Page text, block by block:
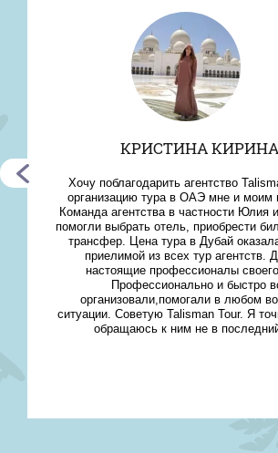
КРИСТИНА КИРИНА
Хочу поблагодарить агентство
организацию тура в ОАЭ мне и моим
Команда агентства в частности Юлия
помогли выбрать отель, приобрести
трансфер. Цена тура в Дубай
приелимой из всех тур агентств.
настоящие профессионалы
Профессионально и быстро
организовали,помогали в любом
ситуации. Советую Talisman Tour. Я
обращаюсь к ним не в